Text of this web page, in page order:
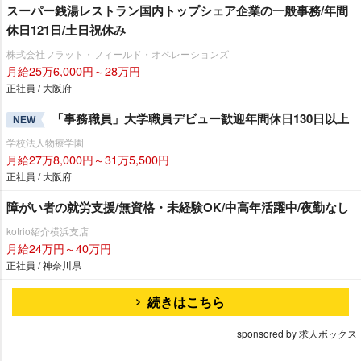
スーパー銭湯レストラン国内トップシェア企業の一般事務/年間
休日121日/土日祝休み
株式会社フラット・フィールド・オペレーションズ
月給25万6,000円～28万円
正社員 / 大阪府
NEW 「事務職員」大学職員デビュー歓迎年間休日130日以上
学校法人物療学園
月給27万8,000円～31万5,500円
正社員 / 大阪府
障がい者の就労支援/無資格・未経験OK/中高年活躍中/夜勤なし
kotrio紹介横浜支店
月給24万円～40万円
正社員 / 神奈川県
続きはこちら
sponsored by 求人ボックス